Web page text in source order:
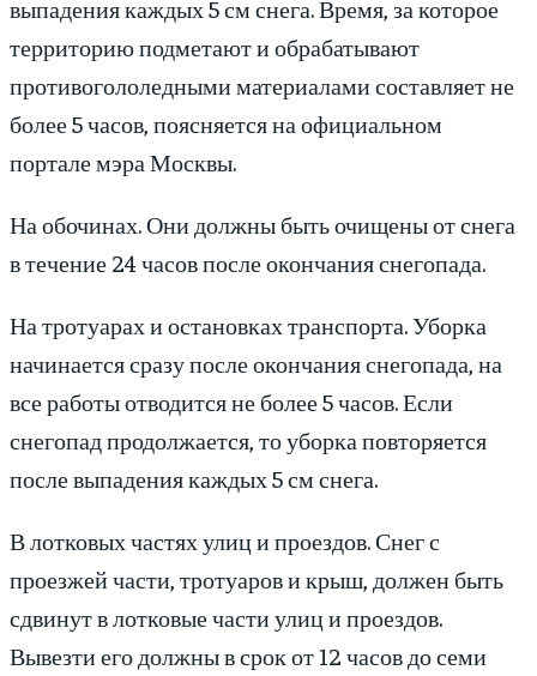
выпадения каждых 5 см снега. Время, за которое
территорию подметают и обрабатывают
противогололедными материалами составляет не
более 5 часов, поясняется на официальном
портале мэра Москвы.
На обочинах. Они должны быть очищены от снега
в течение 24 часов после окончания снегопада.
На тротуарах и остановках транспорта. Уборка
начинается сразу после окончания снегопада, на
все работы отводится не более 5 часов. Если
снегопад продолжается, то уборка повторяется
после выпадения каждых 5 см снега.
В лотковых частях улиц и проездов. Снег с
проезжей части, тротуаров и крыш, должен быть
сдвинут в лотковые части улиц и проездов.
Вывезти его должны в срок от 12 часов до семи